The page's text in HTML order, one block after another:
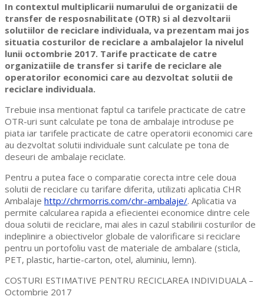
In contextul multiplicarii numarului de organizatii de
transfer de resposnabilitate (OTR) si al dezvoltarii
solutiilor de reciclare individuala, va prezentam mai jos
situatia costurilor de reciclare a ambalajelor la nivelul
lunii octombrie 2017. Tarife practicate de catre
organizatiile de transfer si tarife de reciclare ale
operatorilor economici care au dezvoltat solutii de
reciclare individuala.
Trebuie insa mentionat faptul ca tarifele practicate de catre
OTR-uri sunt calculate pe tona de ambalaje introduse pe
piata iar tarifele practicate de catre operatorii economici care
au dezvoltat solutii individuale sunt calculate pe tona de
deseuri de ambalaje reciclate.
Pentru a putea face o comparatie corecta intre cele doua
solutii de reciclare cu tarifare diferita, utilizati aplicatia CHR
Ambalaje http://chrmorris.com/chr-ambalaje/. Aplicatia va
permite calcularea rapida a efiecientei economice dintre cele
doua solutii de reciclare, mai ales in cazul stabilirii costurilor de
indeplinire a obiectivelor globale de valorificare si reciclare
pentru un portofoliu vast de materiale de ambalare (sticla,
PET, plastic, hartie-carton, otel, aluminiu, lemn).
COSTURI ESTIMATIVE PENTRU RECICLAREA INDIVIDUALA –
Octombrie 2017